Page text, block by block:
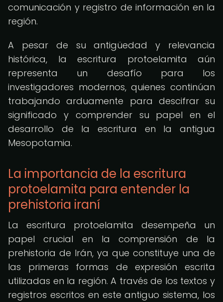
comunicación y registro de información en la
región.
A pesar de su antigüedad y relevancia
histórica, la escritura protoelamita aún
representa un desafío para los
investigadores modernos, quienes continúan
trabajando arduamente para descifrar su
significado y comprender su papel en el
desarrollo de la escritura en la antigua
Mesopotamia.
La importancia de la escritura
protoelamita para entender la
prehistoria iraní
La escritura protoelamita desempeña un
papel crucial en la comprensión de la
prehistoria de Irán, ya que constituye una de
las primeras formas de expresión escrita
utilizadas en la región. A través de los textos y
registros escritos en este antiguo sistema, los